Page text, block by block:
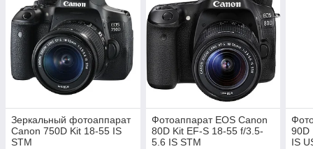
Зеркальный фотоаппарат
Canon 750D Kit 18-55 IS
STM
Фотоаппарат EOS Canon
80D Kit EF-S 18-55 f/3.5-
5.6 IS STM
90D
IS